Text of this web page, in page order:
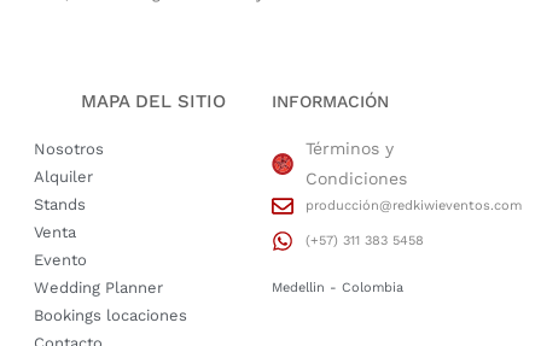
MAPA DEL SITIO
Nosotros
Alquiler
Stands
Venta
Evento
Wedding Planner
Bookings locaciones
INFORMACIÓN
Términos y
Condiciones
producción@redkiwieventos.com
(+57) 311 383 5458
Medellin - Colombia